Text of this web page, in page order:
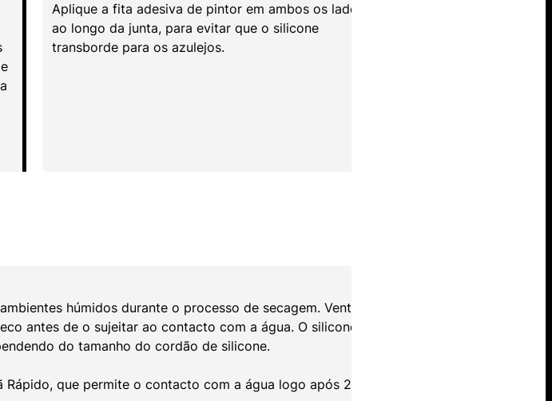
Aplique a fita adesiva de pintor em ambos os lados
ao longo da junta, para evitar que o silicone
transborde para os azulejos.
húmidos durante o processo de secagem. Ventile a
antes de o sujeitar ao contacto com a água. O silicone
do tamanho do cordão de silicone.
Rápido, que permite o contacto com a água logo após 2